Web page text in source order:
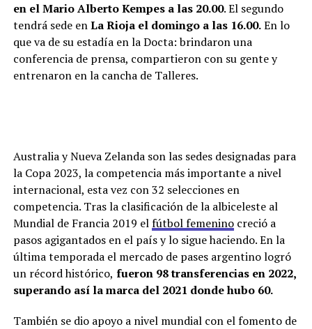
en el Mario Alberto Kempes a las 20.00. El segundo
tendrá sede enLa Rioja el domingo a las 16.00.En lo
que va de su estadía en la Docta: brindaron una
conferencia de prensa, compartieron con su gente y
entrenaron en la cancha de Talleres.
Australia y Nueva Zelanda son las sedes designadas para
la Copa 2023, la competencia más importante a nivel
internacional, esta vez con 32 selecciones en
competencia. Tras la clasificación de la albiceleste al
Mundial de Francia 2019 elfútbol femeninocreció a
pasos agigantados en el país y lo sigue haciendo. En la
última temporada el mercado de pases argentino logró
un récord histórico, fueron 98 transferencias en 2022,
superando así la marca del 2021 donde hubo 60.
También se dio apoyo a nivel mundial con el fomento de